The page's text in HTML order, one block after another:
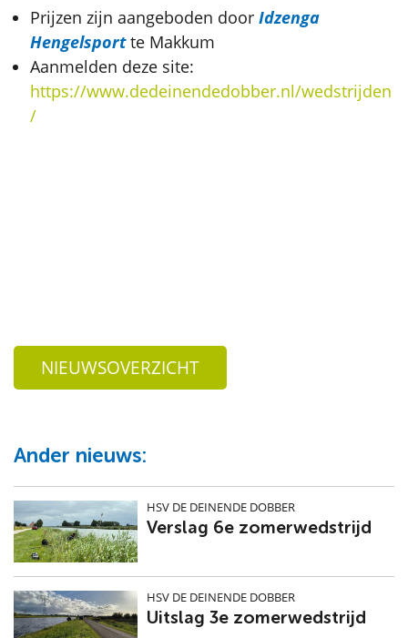
Prijzen zijn aangeboden door Idzenga
Hengelsportte Makkum
Aanmelden deze site:
https://www.dedeinendedobber.nl/wedstrijden
/
NIEUWSOVERZICHT
Ander nieuws:
HSV DE DEINENDE DOBBER
Verslag 6e zomerwedstrijd
HSV DE DEINENDE DOBBER
Uitslag 3e zomerwedstrijd